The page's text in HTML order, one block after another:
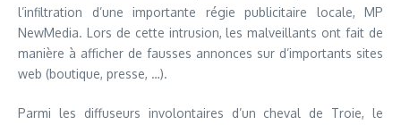
l’infiltration d’une importante régie publicitaire locale, MP
NewMedia. Lors de cette intrusion, les malveillants ont fait de
manière à afficher de fausses annonces sur d’importants sites
web (boutique, presse, …).
Parmi les diffuseurs involontaires d’un cheval de Troie, le